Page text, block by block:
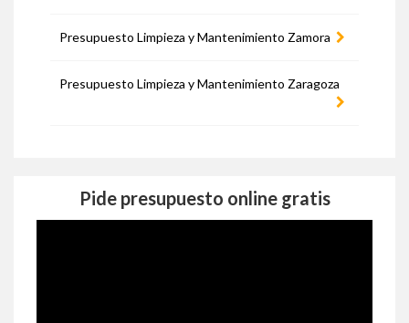
Presupuesto Limpieza y Mantenimiento Zamora
Presupuesto Limpieza y Mantenimiento Zaragoza
Pide presupuesto online gratis